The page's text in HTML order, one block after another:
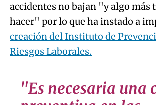
accidentes no bajan "y algo más
hacer" por lo que ha instado a
creación del Instituto de
Riesgos Laborales.
"Es necesaria una